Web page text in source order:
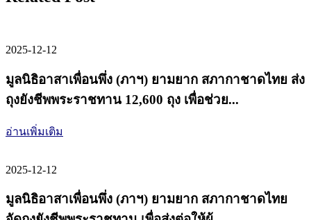
2025-12-12
มูลนิธิอาสาเพื่อนพึ่ง (ภาฯ) ยามยาก สภากาชาดไทย ส่ง
ถุงยังชีพพระราชทาน 12,600 ถุง เพื่อช่วย...
อ่านเพิ่มเติม
2025-12-12
มูลนิธิอาสาเพื่อนพึ่ง (ภาฯ) ยามยาก สภากาชาดไทย